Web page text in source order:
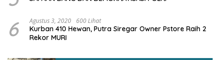
6 Agustus 3, 2020 600 Lihat
Kurban 410 Hewan, Putra Siregar Owner Pstore Raih 2
Rekor MURI